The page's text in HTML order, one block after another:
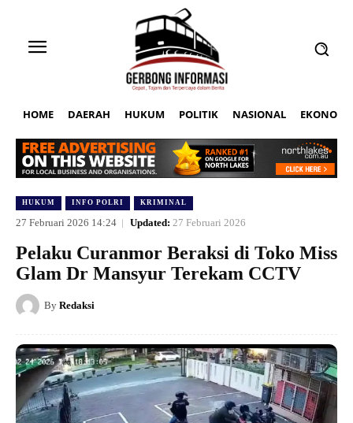
HOME DAERAH HUKUM POLITIK NASIONAL EKONOMI
HUKUM INFO POLRI KRIMINAL
27 Februari 2026 14:24 Updated: 27 Februari 2026
Pelaku Curanmor Beraksi di Toko Miss
Glam Dr Mansyur Terekam CCTV
By Redaksi